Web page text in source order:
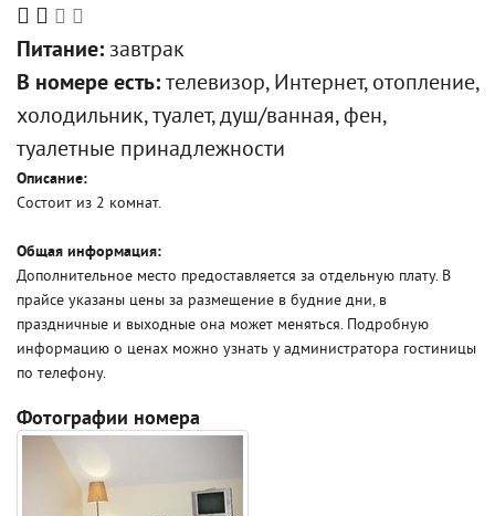
Питание: завтрак
В номере есть: телевизор, Интернет, отопление,
холодильник, туалет, душ/ванная, фен,
туалетные принадлежности
Описание:
Состоит из 2 комнат.
Общая информация:
Дополнительное место предоставляется за отдельную плату. В
прайсе указаны цены за размещение в будние дни, в
праздничные и выходные она может меняться. Подробную
информацию о ценах можно узнать у администратора гостиницы
по телефону.
Фотографии номера